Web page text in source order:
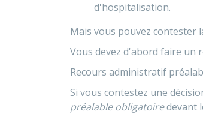
d'hospitalisation.
Mais vous pouvez contester
Vous devez d'abord faire un
Recours administratif
Si vous contestez une
préalable obligatoiredevant